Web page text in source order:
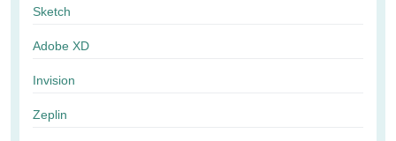
Sketch
Adobe XD
Invision
Zeplin